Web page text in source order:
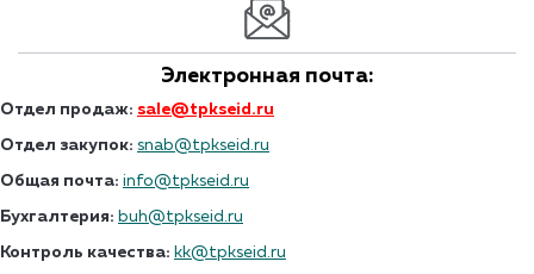
Электронная почта:
Отдел продаж: sale@tpkseid.ru
Отдел закупок: snab@tpkseid.ru
Общая почта: info@tpkseid.ru
Бухгалтерия: buh@tpkseid.ru
Контроль качества: kk@tpkseid.ru